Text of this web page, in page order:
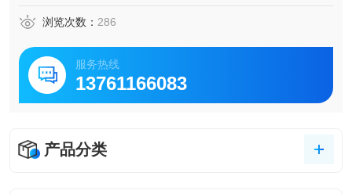
子、趋化因子、生长因子、基质金属蛋白酶、脂肪因子等。
浏览次数： 286
服务热线
13761166083
产品分类